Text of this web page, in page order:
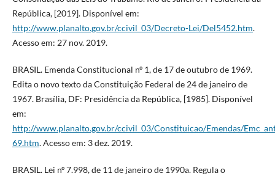
República, [2019]. Disponível em:
http://www.planalto.gov.br/ccivil_03/Decreto-Lei/Del5452.htm.
Acesso em: 27 nov. 2019.
BRASIL. Emenda Constitucional nº 1, de 17 de outubro de 1969.
Edita o novo texto da Constituição Federal de 24 de janeiro de
1967. Brasília, DF: Presidência da República, [1985]. Disponível
em:
http://www.planalto.gov.br/ccivil_03/Constituicao/Emendas/
69.htm. Acesso em: 3 dez. 2019.
BRASIL. Lei nº 7.998, de 11 de janeiro de 1990a. Regula o